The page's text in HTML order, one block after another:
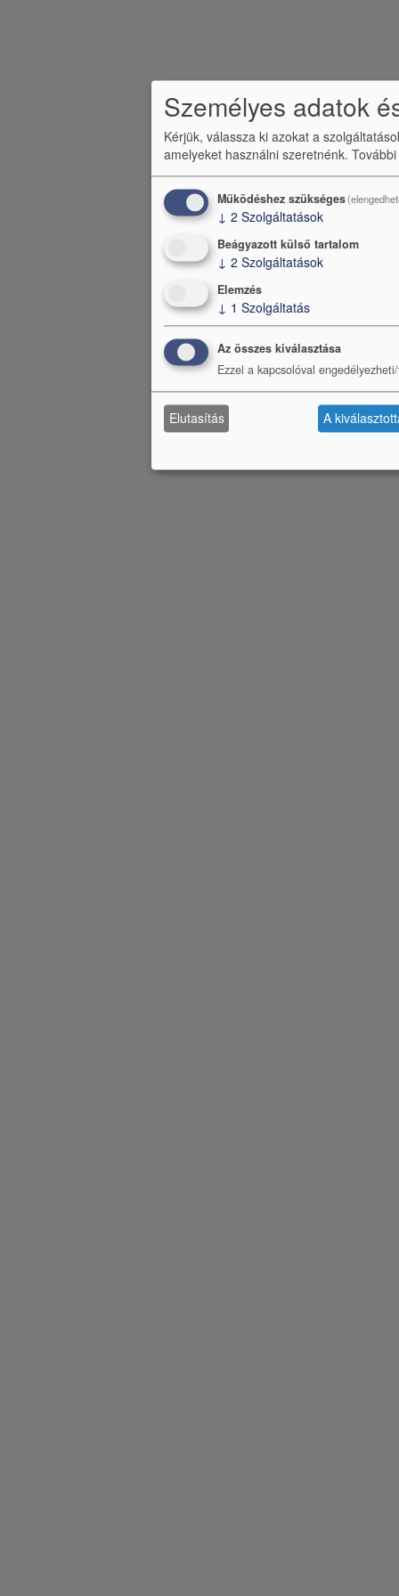
Személyes adatok
Kérjük, válassza ki azokat a
amelyeket használni szeretnénk.
Működéshez szükséges
↓ 2 Szolgáltatások
Beágyazott külső tartalom
↓ 2 Szolgáltatások
Elemzés
↓ 1 Szolgáltatás
Az összes kiválasztása
Ezzel a kapcsolóval
Elutasítás A